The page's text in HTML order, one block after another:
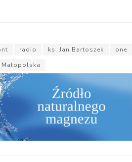
radio ks. Jan Bartoszek
one
Małopolska